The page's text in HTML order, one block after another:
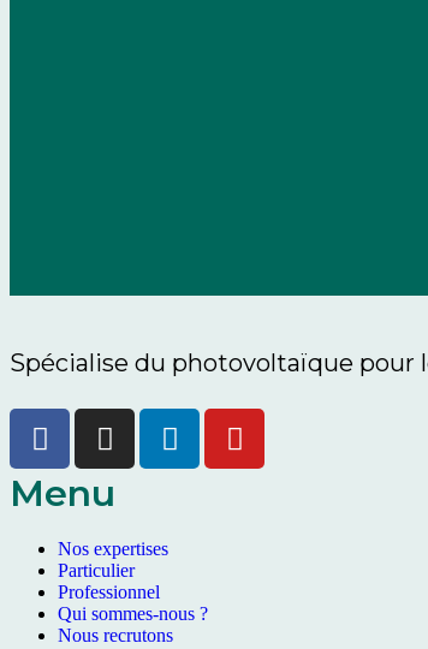
Spécialise du photovoltaïque pour
Menu
Nos expertises
Particulier
Professionnel
Qui sommes-nous ?
Nous recrutons